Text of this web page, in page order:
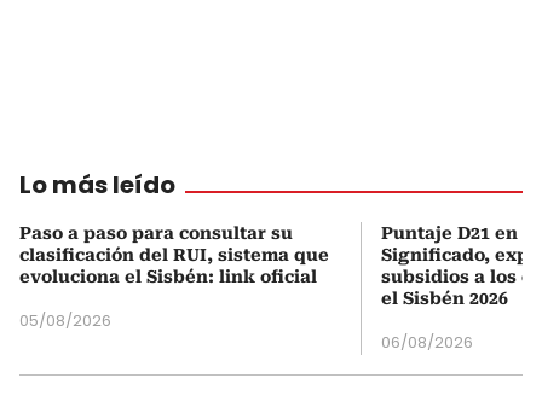
Lo más leído
Paso a paso para consultar su
clasificación del RUI, sistema que
evoluciona el Sisbén: link oficial
05/08/2026
Puntaje D21 en
Significado,
subsidios a los
el Sisbén 2026
06/08/2026